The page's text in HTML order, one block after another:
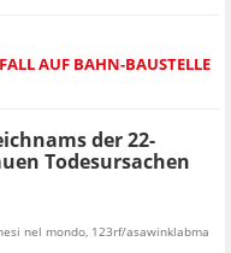
AUF BAHN-BAUSTELLE
der 22-
Todesursachen
nel mondo, 123rf/asawinklabma